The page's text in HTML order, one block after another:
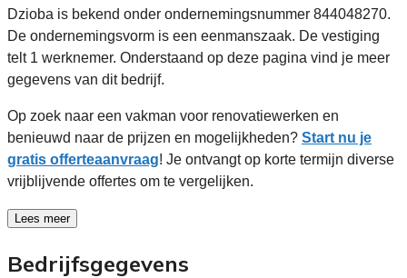
Dzioba is bekend onder ondernemingsnummer 844048270.
De ondernemingsvorm is een eenmanszaak. De vestiging
telt 1 werknemer. Onderstaand op deze pagina vind je meer
gegevens van dit bedrijf.
Op zoek naar een vakman voor renovatiewerken en
benieuwd naar de prijzen en mogelijkheden? Start nu je
gratis offerteaanvraag! Je ontvangt op korte termijn diverse
vrijblijvende offertes om te vergelijken.
Lees meer
Bedrijfsgegevens